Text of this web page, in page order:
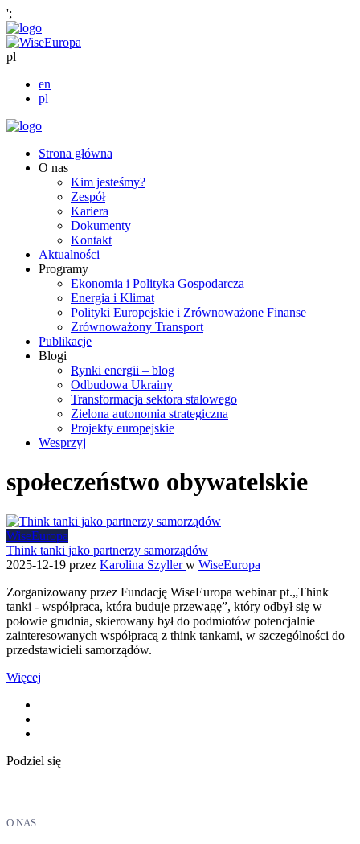
';
pl
en
pl
Strona główna
O nas
Kim jesteśmy?
Zespół
Kariera
Dokumenty
Kontakt
Aktualności
Programy
Ekonomia i Polityka Gospodarcza
Energia i Klimat
Polityki Europejskie i Zrównoważone Finanse
Zrównoważony Transport
Publikacje
Blogi
Rynki energii – blog
Odbudowa Ukrainy
Transformacja sektora stalowego
Zielona autonomia strategiczna
Projekty europejskie
Wesprzyj
społeczeństwo obywatelskie
WiseEuropa
Think tanki jako partnerzy samorządów
2025-12-19 przez Karolina Szyllerw WiseEuropa
Zorganizowany przez Fundację WiseEuropa webinar pt.„Think
tanki - współpraca, która buduje przewagę”, który odbył się w
połowie grudnia, skierowany był do podmiotów potencjalnie
zainteresowanych współpracą z think tankami, w szczególności do
przedstawicieli samorządów.
Więcej
Podziel się
O NAS